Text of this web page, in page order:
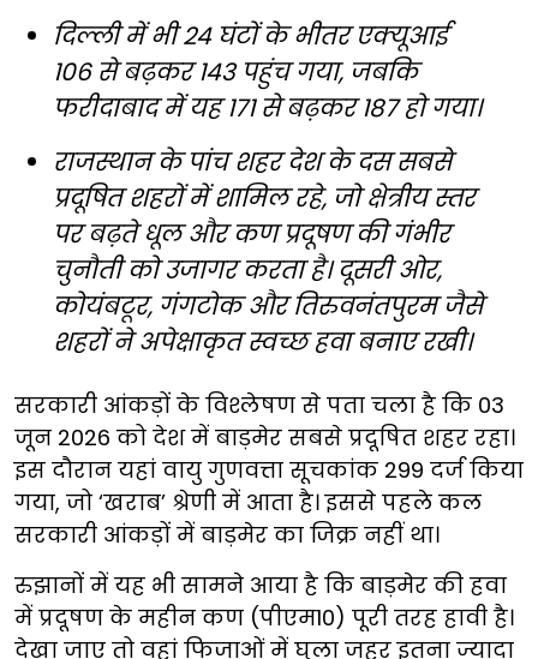
दिल्ली में भी 24 घंटों के भीतर एक्यूआई
106 से बढ़कर 143 पहुंच गया, जबकि
फरीदाबाद में यह 171 से बढ़कर 187 हो गया।
राजस्थान के पांच शहर देश के दस सबसे
प्रदूषित शहरों में शामिल रहे, जो क्षेत्रीय स्तर
पर बढ़ते धूल और कण प्रदूषण की गंभीर
चुनौती को उजागर करता है। दूसरी ओर,
कोयंबटूर, गंगटोक और तिरुवनंतपुरम जैसे
शहरों ने अपेक्षाकृत स्वच्छ हवा बनाए रखी।
सरकारी आंकड़ों के विश्लेषण से पता चला है कि 03
जून 2026 को देश में बाड़मेर सबसे प्रदूषित शहर रहा।
इस दौरान यहां वायु गुणवत्ता सूचकांक 299 दर्ज किया
गया, जो ‘खराब’ श्रेणी में आता है। इससे पहले कल
सरकारी आंकड़ों में बाड़मेर का जिक्र नहीं था।
रुझानों में यह भी सामने आया है कि बाड़मेर की हवा
में प्रदूषण के महीन कण (पीएम10) पूरी तरह हावी है।
देखा जाए तो वहां फिजाओं में घुला जहर इतना ज्यादा